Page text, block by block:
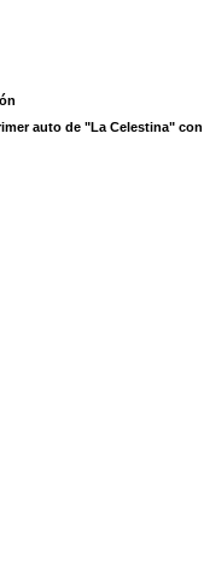
auto de "La Celestina"